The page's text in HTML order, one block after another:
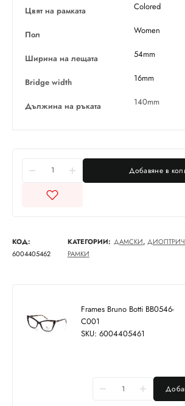
Цвят на рамката Colored
Пол Women
Ширина на лещата 54mm
Bridge width 16mm
Дължина на ръката 140mm
Добавяне в
КОД:
6004405462
КАТЕГОРИИ: ДАМСКИ,
РАМКИ
Frames Bruno Botti BB0546-
C001
SKU: 6004405461